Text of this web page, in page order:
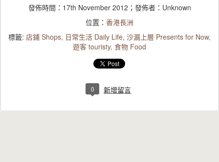
發佈時間： 17th November 2012 ；發佈者：Unknown
位置： 香港長洲
標籤: 店鋪 Shops 日常生活 Daily Life 沙漏上層 Presents for Now
遊客 touristy 食物 Food
0 新增留言